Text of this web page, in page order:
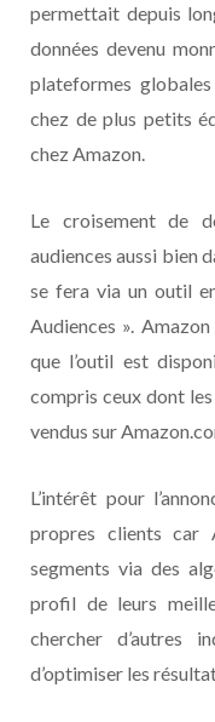
permettait depuis
données devenu
plateformes
chez de plus petits
chez Amazon.
Le croisement de
audiences aussi bien
se fera via un outil
Audiences ».
que l’outil est
compris ceux dont
vendus sur
L’intérêt pour
propres clients car
segments via des
profil de leurs
chercher d’autres
d’optimiser les